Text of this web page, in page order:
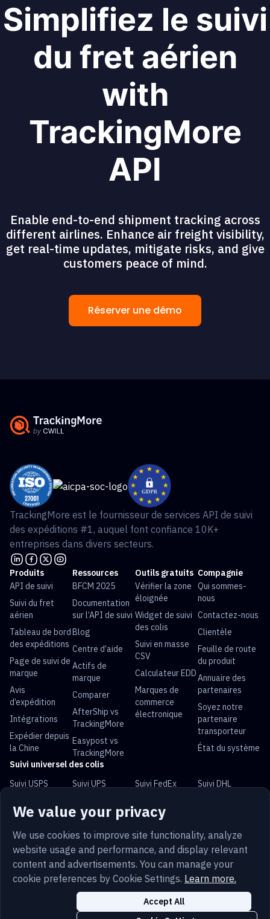
Simplifiez le suivi
du fret aérien
with
TrackingMore
API
Enable end-to-end shipment tracking across
different airlines. Enhance air freight visibility,
get real-time updates, mitigate risks, and give
customers peace of mind.
Réserver une démo
We value your privacy
We use cookies to improve site functionality, analyze
website usage and performance, and display relevant
content and advertisements. You can manage your
cookie preferences by Cookie Settings. Learn more.
Accept All
TrackingMore est le fournisseur de services API de suivi
des expéditions #1, auquel font confiance 10K+
entreprises dans divers secteurs.
Produits
API de suivi
Suivi du fret
aérien
Tableau de bord
des expéditions
Page de suivi de
marque
Avis
d’expédition
Intégrations
Expédier depuis
la Chine
Ressources
BFCM 2025
Documentation
sur l’API de suivi
Blog
Centre d’aide
Actifs de
marque
Comparer
AfterShip vs
TrackingMore
Easypost vs
TrackingMore
Outils gratuits
Vérifier la zone
éloignée
Widget de suivi
des colis
Suivi en masse
CSV
Calculateur EDD
Marques de
commerce
électronique
Compagnie
Qui sommes-
nous
Contactez-nous
Clientèle
Feuille de route
du produit
Annuaire des
partenaires
Soyez notre
partenaire
transporteur
État du système
Suivi universel des colis
Suivi USPS
Suivi UPS Suivi FedEx
Suivi DHL
Express
Français
Plan du site
Paramètres des cookies
Copyright © 2014-2026 TrackingMore. All Rights Reserved.